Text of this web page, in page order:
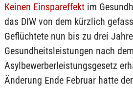
Keinen Einspareffektim
das DIW von dem kürzlich
Geflüchtete nun bis zu drei
Gesundheitsleistungen nach dem
Asylbewerberleistungsgesetz
Änderung Ende Februar hatte